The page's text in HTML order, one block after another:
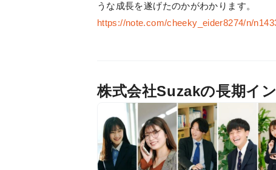
うな成長を遂げたのかがわかります。
https://note.com/cheeky_eider8274/n/
株式会社Suzakの長期イ